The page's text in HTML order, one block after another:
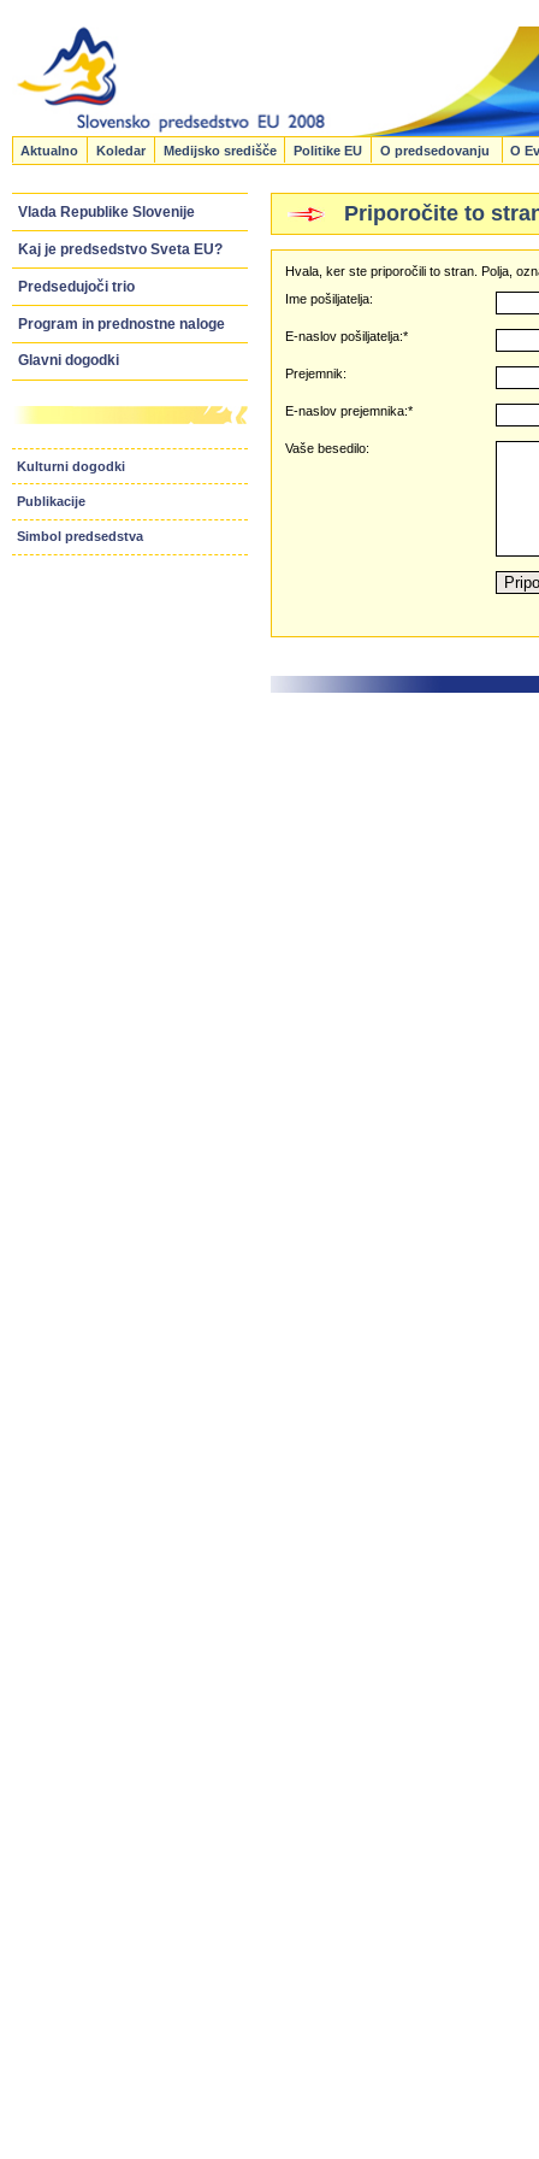
Aktualno Koledar Medijsko središče Politike EU O predsedovanju O
Vlada Republike Slovenije
Kaj je predsedstvo Sveta EU?
Predsedujoči trio
Program in prednostne naloge
Glavni dogodki
Kulturni dogodki
Publikacije
Simbol predsedstva
Priporočite to
Hvala, ker ste priporočili to stran. Polja,
Ime pošiljatelja:
E-naslov pošiljatelja:*
Prejemnik:
E-naslov prejemnika:*
Vaše besedilo: